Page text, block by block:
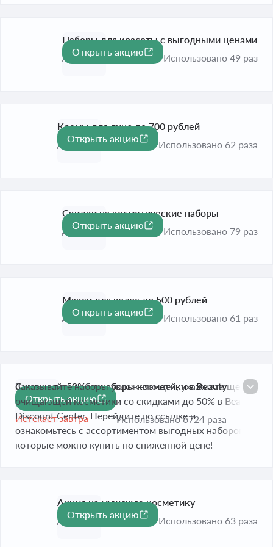
Наборы для красоты с выгодными ценами
До 31 дек. 2026
Открыть акцию
Использовано 49 раз
Кремы для лица до 700 рублей
До 31 дек. 2026
Открыть акцию
Использовано 62 раза
Скидки на косметические наборы
До 31 дек. 2026
Открыть акцию
Использовано 79 раз
Макси для волос до 500 рублей
До 31 дек. 2026
Открыть акцию
Использовано 61 раз
-50%
Скидки до 50% на наборы косметики в Beauty
Discount Center
Истекает завтра
Заказывайте наборы увлажняющей, ухаживающей и
очищающей косметики со скидками до 50% в Beauty
Discount Center. Перейдите по ссылке и
ознакомьтесь с ассортиментом выгодных наборов,
которые можно купить по сниженной цене!
Открыть акцию
Использовано 6724 раза
Акция на мужскую косметику
До 31 дек. 2026
Открыть акцию
Использовано 63 раза